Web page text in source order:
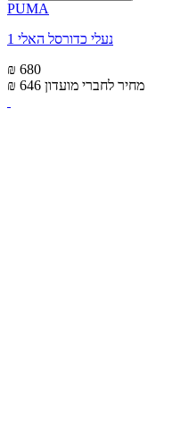
PUMA
נעלי כדורסל האלי 1
₪ 680
₪ 646 מחיר לחברי מועדון